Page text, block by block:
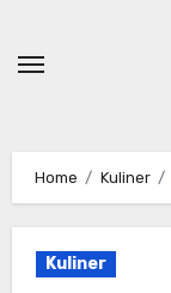
Home Kuliner
Kuliner